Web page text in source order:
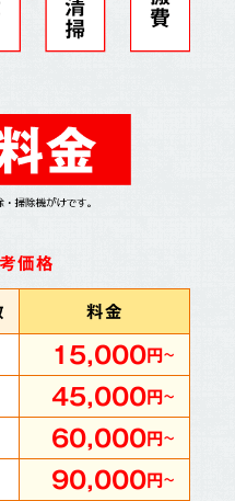
価格
料金
15,000円～
45,000円～
60,000円～
90,000円～